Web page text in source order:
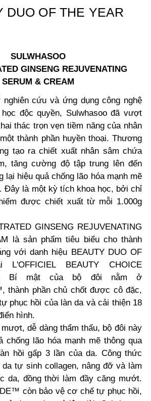
DUO OF THE YEAR
SULWHASOO
GINSENG REJUVENATING
SERUM & CREAM
cứu và ứng dụng công nghệ
độc quyền, Sulwhasoo đã vượt
thác trọn vẹn tiềm năng của nhân
thành phần huyền thoại. Thương
tạo ra chiết xuất nhân sâm chứa
tăng cường độ tập trung lên đến
lại hiệu quả chống lão hóa mạnh mẽ
Đây là một kỳ tích khoa học, bởi chỉ
được chiết xuất từ mỗi 1.000g
GINSENG REJUVENATING
là sản phẩm tiêu biểu cho thành
với danh hiệu BEAUTY DUO OF
BEAUTY CHOICE
Bí mật của bộ đôi nằm ở
thành phần chủ chốt được cô đặc,
phục hồi của làn da và cải thiện 18
hình.
dễ dàng thẩm thấu, bộ đôi này
chống lão hóa mạnh mẽ thông qua
hồi gấp 3 lần của da. Công thức
da tự sinh collagen, nâng đỡ và làm
da, đồng thời làm đầy căng mướt.
còn bảo vệ cơ chế tự phục hồi,